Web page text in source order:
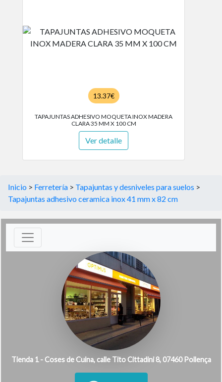
13.37€
TAPAJUNTAS ADHESIVO MOQUETA INOX MADERA
CLARA 35 MM X 100 CM
Ver detalle
Inicio > Ferretería > Tapajuntas y desniveles para suelos >
Tapajuntas adhesivo ceramica inox 41 mm x 82 cm
Tienda 1 - Coses de Cuina, calle Tito Cittadini 8, 07460 Pollença